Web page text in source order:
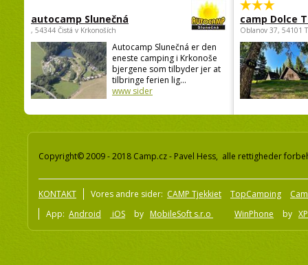
autocamp Slunečná
, 54344 Čistá v Krkonoších
Autocamp Slunečná er den
eneste camping i Krkonoše
bjergene som tilbyder jer at
tilbringe ferien lig...
www sider
camp Dolce
Oblanov 37, 54101
Copyright© 2009 - 2018 Camp.cz - Pavel Hess, alle rettigheder
KONTAKT Vores andre sider: CAMP Tjekkiet TopCamping
App: Android iOS by MobileSoft s.r.o WinPhone by